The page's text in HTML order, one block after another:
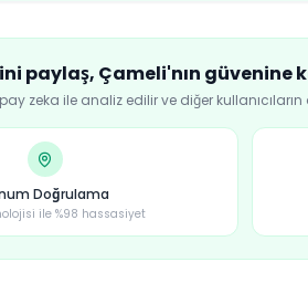
paylaş, Çameli'nın güvenine
zeka ile analiz edilir ve diğer
Doğrulama
ile %98 hassasiyet